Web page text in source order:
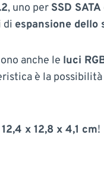
, uno per SSD SATA
di espansione dello
anche le luci
è la
12,4 x 12,8 x 4,1 cm!